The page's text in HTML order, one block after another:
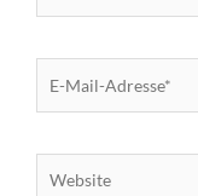
Mail-